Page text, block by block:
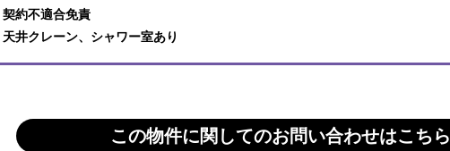
契約不適合免責
天井クレーン、シャワー室あり
この物件に関してのお問い合わせはこちら